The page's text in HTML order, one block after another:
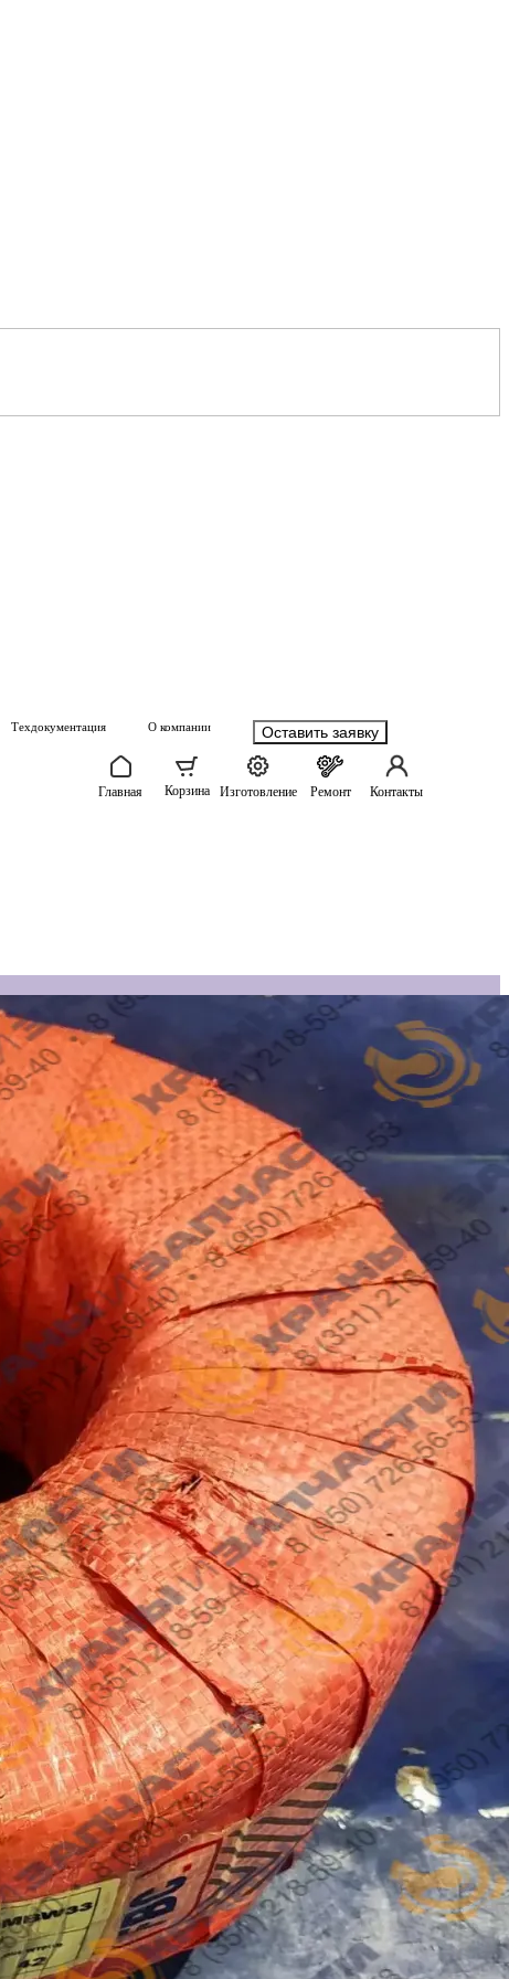
Техдокументация О компании Оставить заявку
Главная Корзина Изготовление Ремонт Контакты